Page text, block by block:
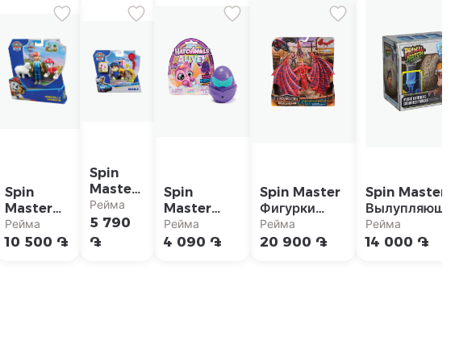
Spin
Master
Набор
фигурок
Рейма
10 500 ֏
Spin
Master
Фигурка
Paw
Patrol
Рейма
5 790
֏
Spin
Master
Фигурка
Hatchimals
Рейма
4 090 ֏
Spin Master
Фигурки
Dreamworks
Dragons
Рейма
20 900 ֏
Spin Master
гибридный
динозавр
Рейма
14 000 ֏